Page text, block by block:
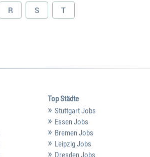
R S T
Top Städte
Stuttgart Jobs
Essen Jobs
Bremen Jobs
Leipzig Jobs
Dresden Jobs